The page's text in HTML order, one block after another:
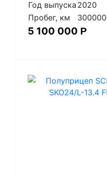
Год выпуска 2020
Пробег, км
300000
5 100 000 Р